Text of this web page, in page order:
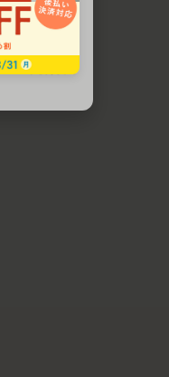
せ営業日